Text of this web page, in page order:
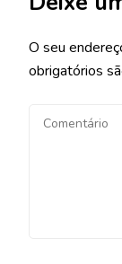
O seu
obrigatórios